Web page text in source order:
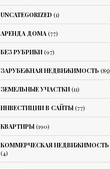
UNCATEGORIZED (1)
АРЕНДА ДОМА(77)
БЕЗ РУБРИКИ(97)
ЗАРУБЕЖНАЯ НЕДВИЖИМОСТЬ (85)
ЗЕМЕЛЬНЫЕ УЧАСТКИ(11)
ИНВЕСТИЦИИ В САЙТЫ(77)
КВАРТИРЫ(190)
КОММЕРЧЕСКАЯ НЕДВИЖИМОСТЬ
(4)